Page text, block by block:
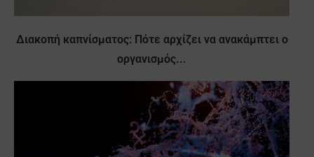
Διακοπή καπνίσματος: Πότε αρχίζει να ανακάμπτει ο
οργανισμός...